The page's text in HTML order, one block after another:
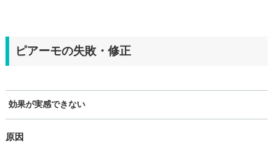
ピアーモの失敗・修正
効果が実感できない
原因